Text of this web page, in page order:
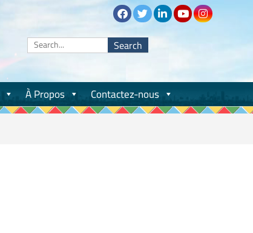
Search
for:
À Propos Contactez-nous